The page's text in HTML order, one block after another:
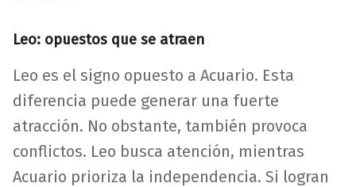
Leo: opuestos que se atraen
Leo es el signo opuesto a Acuario. Esta
diferencia puede generar una fuerte
atracción. No obstante, también provoca
conflictos. Leo busca atención, mientras
Acuario prioriza la independencia. Si logran